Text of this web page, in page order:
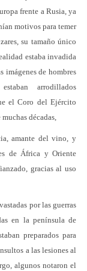
frente a Rusia, ya
motivos para temer
su tamaño único
estaba invadida
imágenes de hombres
arrodillados
el Coro del Ejército
décadas,
amante del vino, y
de África y Oriente
gracias al uso
por las guerras
en la península de
preparados para
a las lesiones al
algunos notaron el